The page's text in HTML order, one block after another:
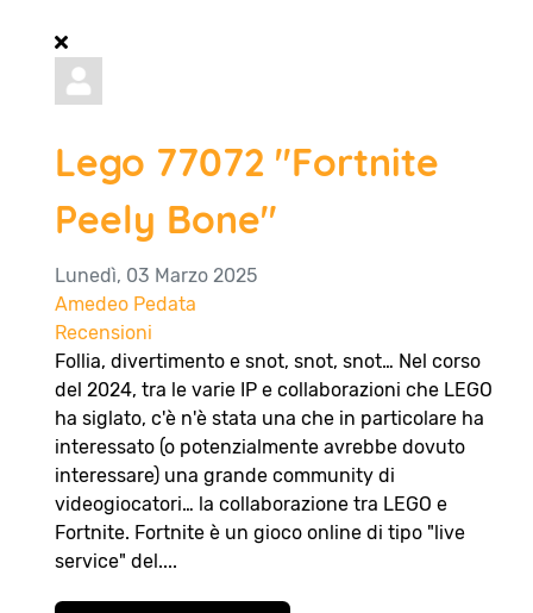
Lego 77072 "Fortnite
Peely Bone"
Lunedì, 03 Marzo 2025
Amedeo Pedata
Recensioni
Follia, divertimento e snot, snot, snot… Nel corso
del 2024, tra le varie IP e collaborazioni che LEGO
ha siglato, c'è n'è stata una che in particolare ha
interessato (o potenzialmente avrebbe dovuto
interessare) una grande community di
videogiocatori… la collaborazione tra LEGO e
Fortnite. Fortnite è un gioco online di tipo "live
service" del....